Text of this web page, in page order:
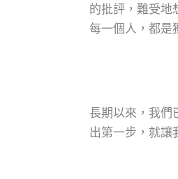
的批評，難受地
每一個人，都是
長期以來，我們
出第一步，就讓